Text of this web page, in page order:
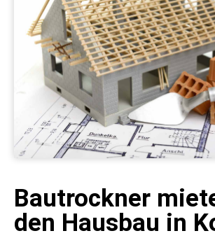
Bautrockner
den Hausbau in